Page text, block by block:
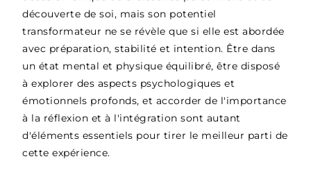
découverte de soi, mais son potentiel
transformateur ne se révèle que si elle est abordée
avec préparation, stabilité et intention. Être dans
un état mental et physique équilibré, être disposé
à explorer des aspects psychologiques et
émotionnels profonds, et accorder de l'importance
à la réflexion et à l'intégration sont autant
d'éléments essentiels pour tirer le meilleur parti de
cette expérience.